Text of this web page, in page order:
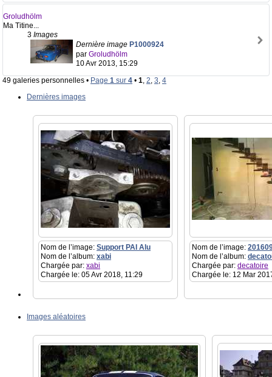
Groludhölm
Ma Titine...
3 Images
Dernière image P1000924
par Groludhölm
10 Avr 2013, 15:29
49 galeries personnelles • Page 1 sur 4 • 1, 2, 3, 4
Dernières images
Nom de l’image: Support PAI Alu
Nom de l’album: xabi
Chargée par: xabi
Chargée le: 05 Avr 2018, 11:29
Nom de l’image:
Nom de l’album:
Chargée par: decatoire
Chargée le: 12 Mar
Images aléatoires